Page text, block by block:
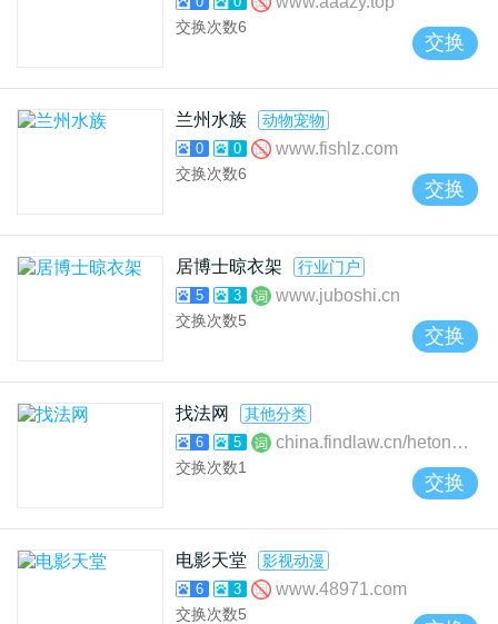
交换次数6
交换
兰州水族 动物宠物
0 0 www.fishlz.com
交换次数6
交换
居博士晾衣架 行业门户
5 3 www.juboshi.cn
交换次数5
交换
找法网 其他分类
6 5 china.findlaw.cn/hetongfa
交换次数1
交换
电影天堂 影视动漫
6 3 www.48971.com
交换次数5